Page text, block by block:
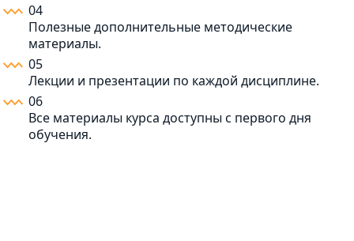
04
Полезные дополнительные методические
материалы.
05
Лекции и презентации по каждой дисциплине.
06
Все материалы курса доступны с первого дня
обучения.